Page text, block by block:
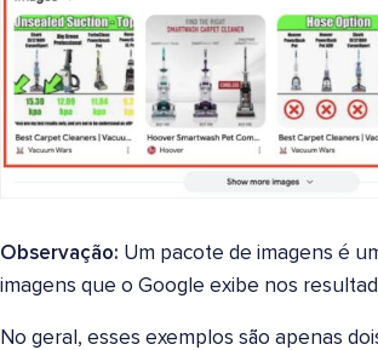
Observação: Um pacote de imagens é
imagens que o Google exibe nos
No geral, esses exemplos são apenas